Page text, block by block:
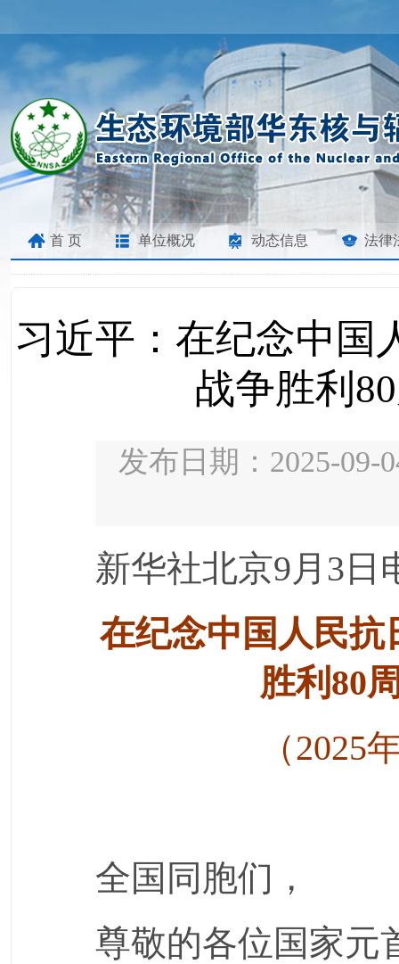
首 页 单位概况 动态信息 法律
习近平：在纪念中国
战争胜利
发布日期：2025-09-
新华社北京9月3日
在纪念中国人民抗
胜利80
（2025
全国同胞们，
尊敬的各位国家元